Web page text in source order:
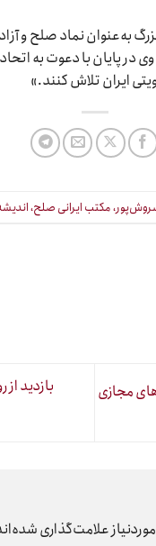
نماد صلح و
پایان با دعوت به
ایران تلاش کنند.»
مکتب ایرانی صلح،
مجازی
بازدید
علامت‌گذاری